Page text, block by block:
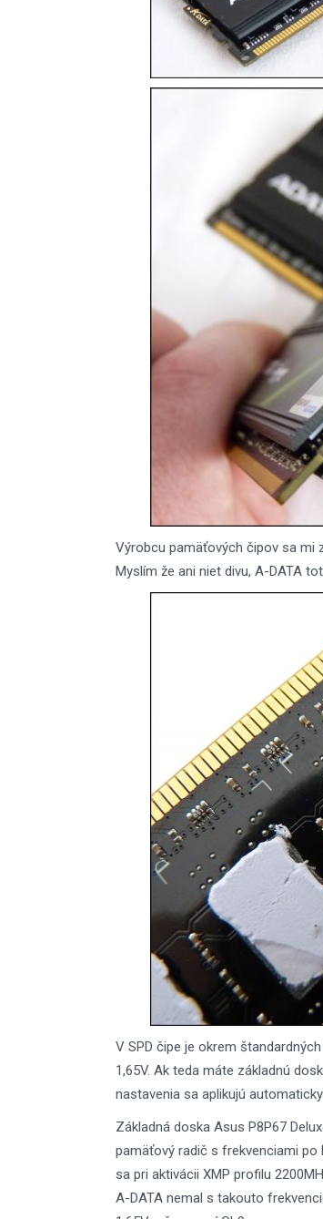
Výrobcu pamäťových čipov sa mi
Myslím že ani niet divu, A-DATA
V SPD čipe je okrem
1,65V. Ak teda máte základnú
nastavenia sa aplikujú
Základná doska Asus P8P67
pamäťový radič s frekvenciami
sa pri aktivácii XMP profilu
A-DATA nemal s takouto